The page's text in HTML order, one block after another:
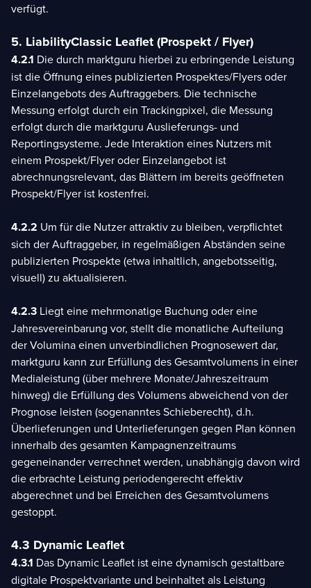
verfügt.
5. LiabilityClassic Leaflet (Prospekt / Flyer)
4.2.1 Die durch marktguru hierbei zu erbringende Leistung
ist die Öffnung eines publizierten Prospektes/Flyers oder
Einzelangebots des Auftraggebers. Die technische
Messung erfolgt durch ein Trackingpixel, die Messung
erfolgt durch die marktguru Auslieferungs- und
Reportingsysteme. Jede Interaktion eines Nutzers mit
einem Prospekt/Flyer oder Einzelangebot ist
abrechnungsrelevant, das Blättern im bereits geöffneten
Prospekt/Flyer ist kostenfrei.
4.2.2 Um für die Nutzer attraktiv zu bleiben, verpflichtet
sich der Auftraggeber, in regelmäßigen Abständen seine
publizierten Prospekte (etwa inhaltlich, angebotsseitig,
visuell) zu aktualisieren.
4.2.3 Liegt eine mehrmonatige Buchung oder eine
Jahresvereinbarung vor, stellt die monatliche Aufteilung
der Volumina einen unverbindlichen Prognosewert dar,
marktguru kann zur Erfüllung des Gesamtvolumens in einer
Medialeistung (über mehrere Monate/Jahreszeitraum
hinweg) die Erfüllung des Volumens abweichend von der
Prognose leisten (sogenanntes Schieberecht), d.h.
Überlieferungen und Unterlieferungen gegen Plan können
innerhalb des gesamten Kampagnenzeitraums
gegeneinander verrechnet werden, unabhängig davon wird
die erbrachte Leistung periodengerecht effektiv
abgerechnet und bei Erreichen des Gesamtvolumens
gestoppt.
4.3 Dynamic Leaflet
4.3.1 Das Dynamic Leaflet ist eine dynamisch gestaltbare
digitale Prospektvariante und beinhaltet als Leistung